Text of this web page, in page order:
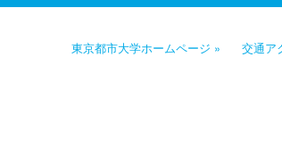
東京都市大学ホームページ » 交通ア